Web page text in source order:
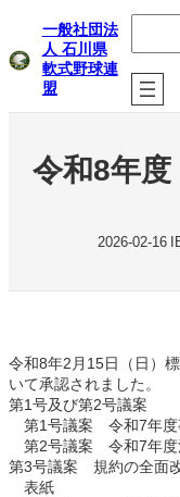
を
一般社団法
人 石川県
軟式野球連
盟
検
令和8年
2026-02-16
令和8年2月15日（日）
いて承認されました。
第1号及び第2号議案
第1号議案 令和7年度
第2号議案 令和7年度
第3号議案 規約の全面
表紙